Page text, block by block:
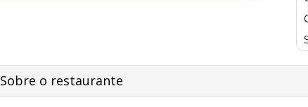
Sobre o restaurante